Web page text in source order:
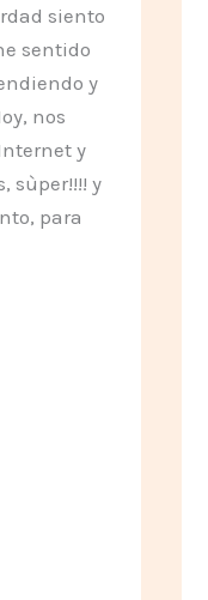
siento
sentido
y
nos
y
sùper!!!! y
para